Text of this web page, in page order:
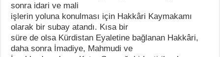
sonra idari ve mali
işlerin yoluna konulması için Hakkâri Kaymakamı
olarak bir subay atandı. Kısa bir
süre de olsa Kürdistan Eyaletine bağlanan Hakkâri,
daha sonra İmadiye, Mahmudi ve